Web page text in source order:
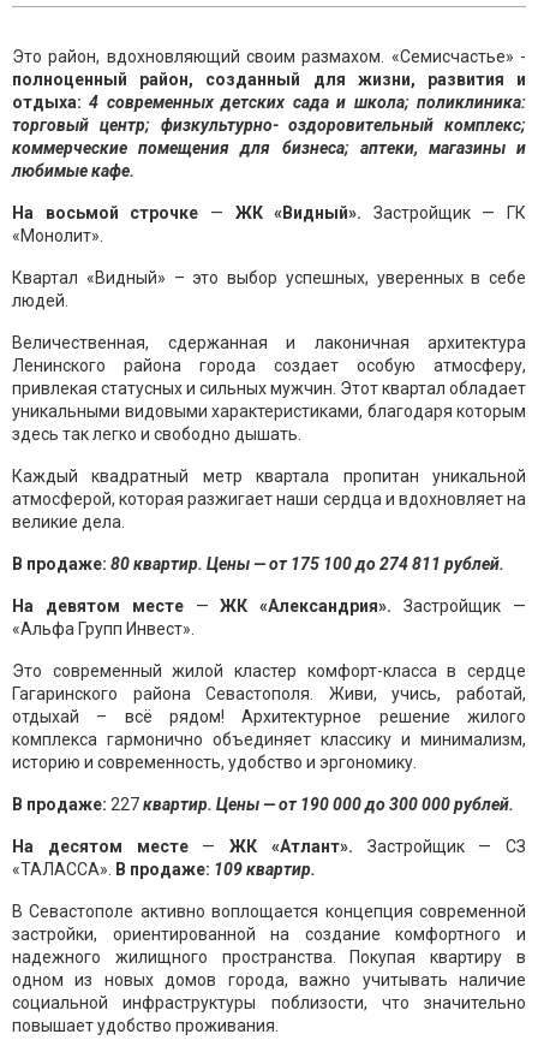
Это район, вдохновляющий своим размахом. «Семисчастье» -
полноценный район, созданный для жизни, развития и
отдыха: 4 современных детских сада и школа; поликлиника:
торговый центр; физкультурно- оздоровительный комплекс;
коммерческие помещения для бизнеса; аптеки, магазины и
любимые кафе.
На восьмой строчке — ЖК «Видный». Застройщик — ГК
«Монолит».
Квартал «Видный» – это выбор успешных, уверенных в себе
людей.
Величественная, сдержанная и лаконичная архитектура
Ленинского района города создает особую атмосферу,
привлекая статусных и сильных мужчин. Этот квартал обладает
уникальными видовыми характеристиками, благодаря которым
здесь так легко и свободно дышать.
Каждый квадратный метр квартала пропитан уникальной
атмосферой, которая разжигает наши сердца и вдохновляет на
великие дела.
В продаже: 80квартир. Цены — от 175 100 до 274 811 рублей.
На девятом месте—ЖК «Александрия». Застройщик —
«Альфа Групп Инвест».
Это современный жилой кластер комфорт-класса в сердце
Гагаринского района Севастополя. Живи, учись, работай,
отдыхай – всё рядом! Архитектурное решение жилого
комплекса гармонично объединяет классику и минимализм,
историю и современность, удобство и эргономику.
В продаже: 227квартир. Цены — от 190 000 до 300 000 рублей.
На десятом месте— ЖК «Атлант». Застройщик — СЗ
«ТАЛАССА».
В продаже: 109 квартир.
В Севастополе активно воплощается концепция современной
застройки, ориентированной на создание комфортного и
надежного жилищного пространства. Покупая квартиру в
одном из новых домов города, важно учитывать наличие
социальной инфраструктуры поблизости, что значительно
повышает удобство проживания.